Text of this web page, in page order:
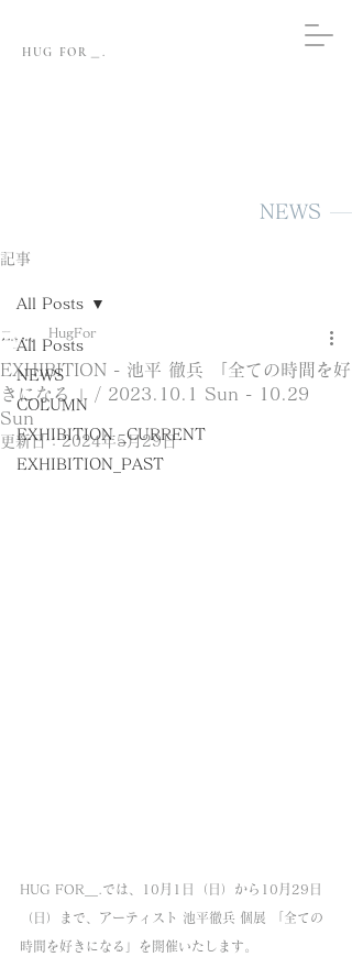
HUG FOR＿.
NEWS
記事
All Posts
NEWS
COLUMN
EXHIBITION _CURRENT
EXHIBITION_PAST
All Posts
EXHIBITION - 池平 徹兵 「全ての時間を好
きになる 」/ 2023.10.1 Sun - 10.29
Sun
HugFor
更新日：2024年5月29日
HUG FOR＿.では、10月1日（日）から10月29日
（日）まで、アーティスト 池平徹兵 個展 「全ての
時間を好きになる」を開催いたします。